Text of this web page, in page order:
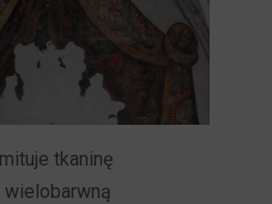
tkaninę
wielobarwną